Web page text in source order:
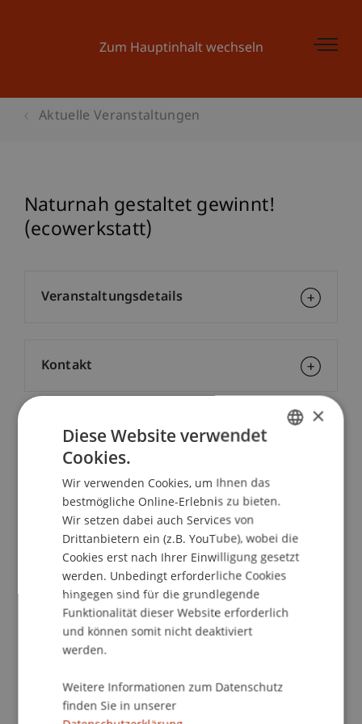
Zum Hauptinhalt wechseln
Aktuelle Veranstaltungen
Naturnah gestaltet gewinnt!
(ecowerkstatt)
School/Professur:
Architektur
Naturnahe und klimaangepasste
Aussenraumgestaltung
Eine naturnahe und klimaangepasste
Aussenraumgestaltung muss heute Bestandteil
von nachhaltigen Bauten sein. Sie ist die
Visitenkarte eines Objektes und bringt viele
Vorteile. Wird es mit dem Klimawandel in Zukunft
heisser, gewinnt der kühlende Effekt von
Pflanzen und Bäumen. Ist die Gestaltung
naturnah, fördert sie die Biodiversität und ist im
Unterhalt kostengünstiger als konventionelle
Veranstaltungsdetails
Kontakt
×
Diese Website verwendet
Cookies.
Wir verwenden Cookies, um Ihnen das
bestmögliche Online-Erlebnis zu bieten.
Wir setzen dabei auch Services von
Drittanbietern ein (z.B. YouTube), wobei die
Cookies erst nach Ihrer Einwilligung gesetzt
werden. Unbedingt erforderliche Cookies
hingegen sind für die grundlegende
Funktionalität dieser Website erforderlich
und können somit nicht deaktiviert
werden.
Weitere Informationen zum Datenschutz
finden Sie in unserer